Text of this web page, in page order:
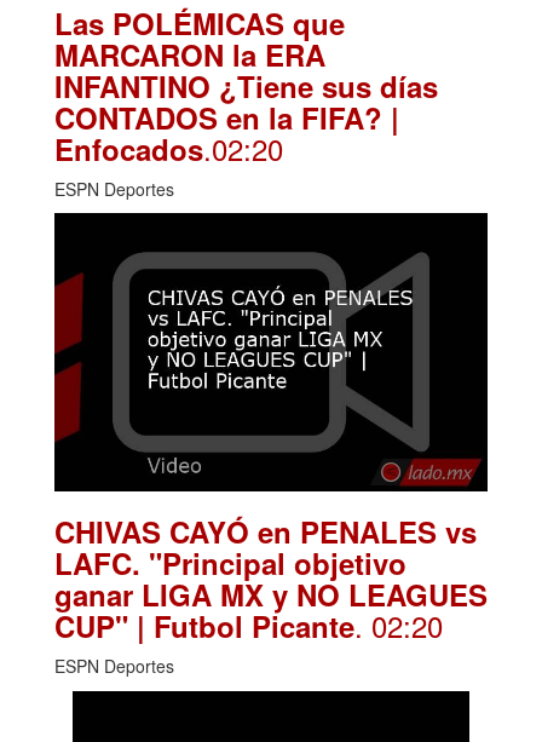
Las POLÉMICAS que
MARCARON la ERA
INFANTINO ¿Tiene sus días
CONTADOS en la FIFA? |
Enfocados.02:20
ESPN Deportes
CHIVAS CAYÓ en PENALES vs
LAFC. "Principal objetivo
ganar LIGA MX y NO LEAGUES
CUP" | Futbol Picante. 02:20
ESPN Deportes